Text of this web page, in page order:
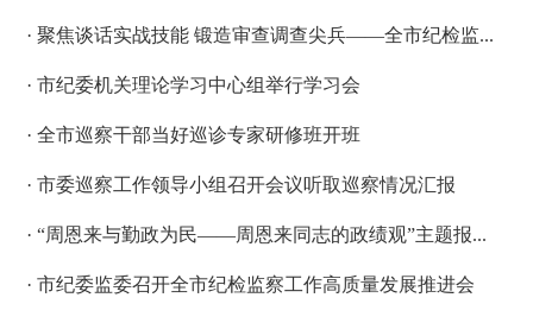
· 聚焦谈话实战技能 锻造审查调查尖兵——全市纪检监...
· 市纪委机关理论学习中心组举行学习会
· 全市巡察干部当好巡诊专家研修班开班
· 市委巡察工作领导小组召开会议听取巡察情况汇报
· “周恩来与勤政为民——周恩来同志的政绩观”主题报...
· 市纪委监委召开全市纪检监察工作高质量发展推进会